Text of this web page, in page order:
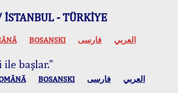
- TÜRKİYE
BOSANSKI العربي فارسی
ile başlar."
BOSANSKI العربي فارسی